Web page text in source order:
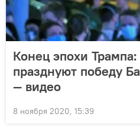
Конец эпохи
празднуют победу
— видео
8 ноября 2020, 15:39